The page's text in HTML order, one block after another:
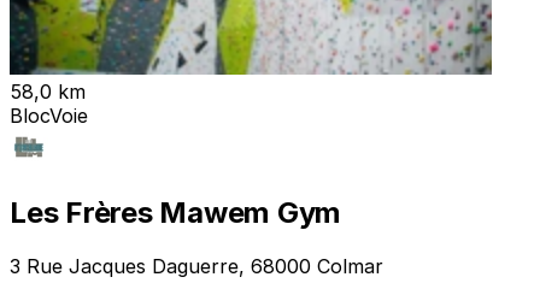
58,0 km
BlocVoie
Les Frères Mawem Gym
3 Rue Jacques Daguerre, 68000 Colmar